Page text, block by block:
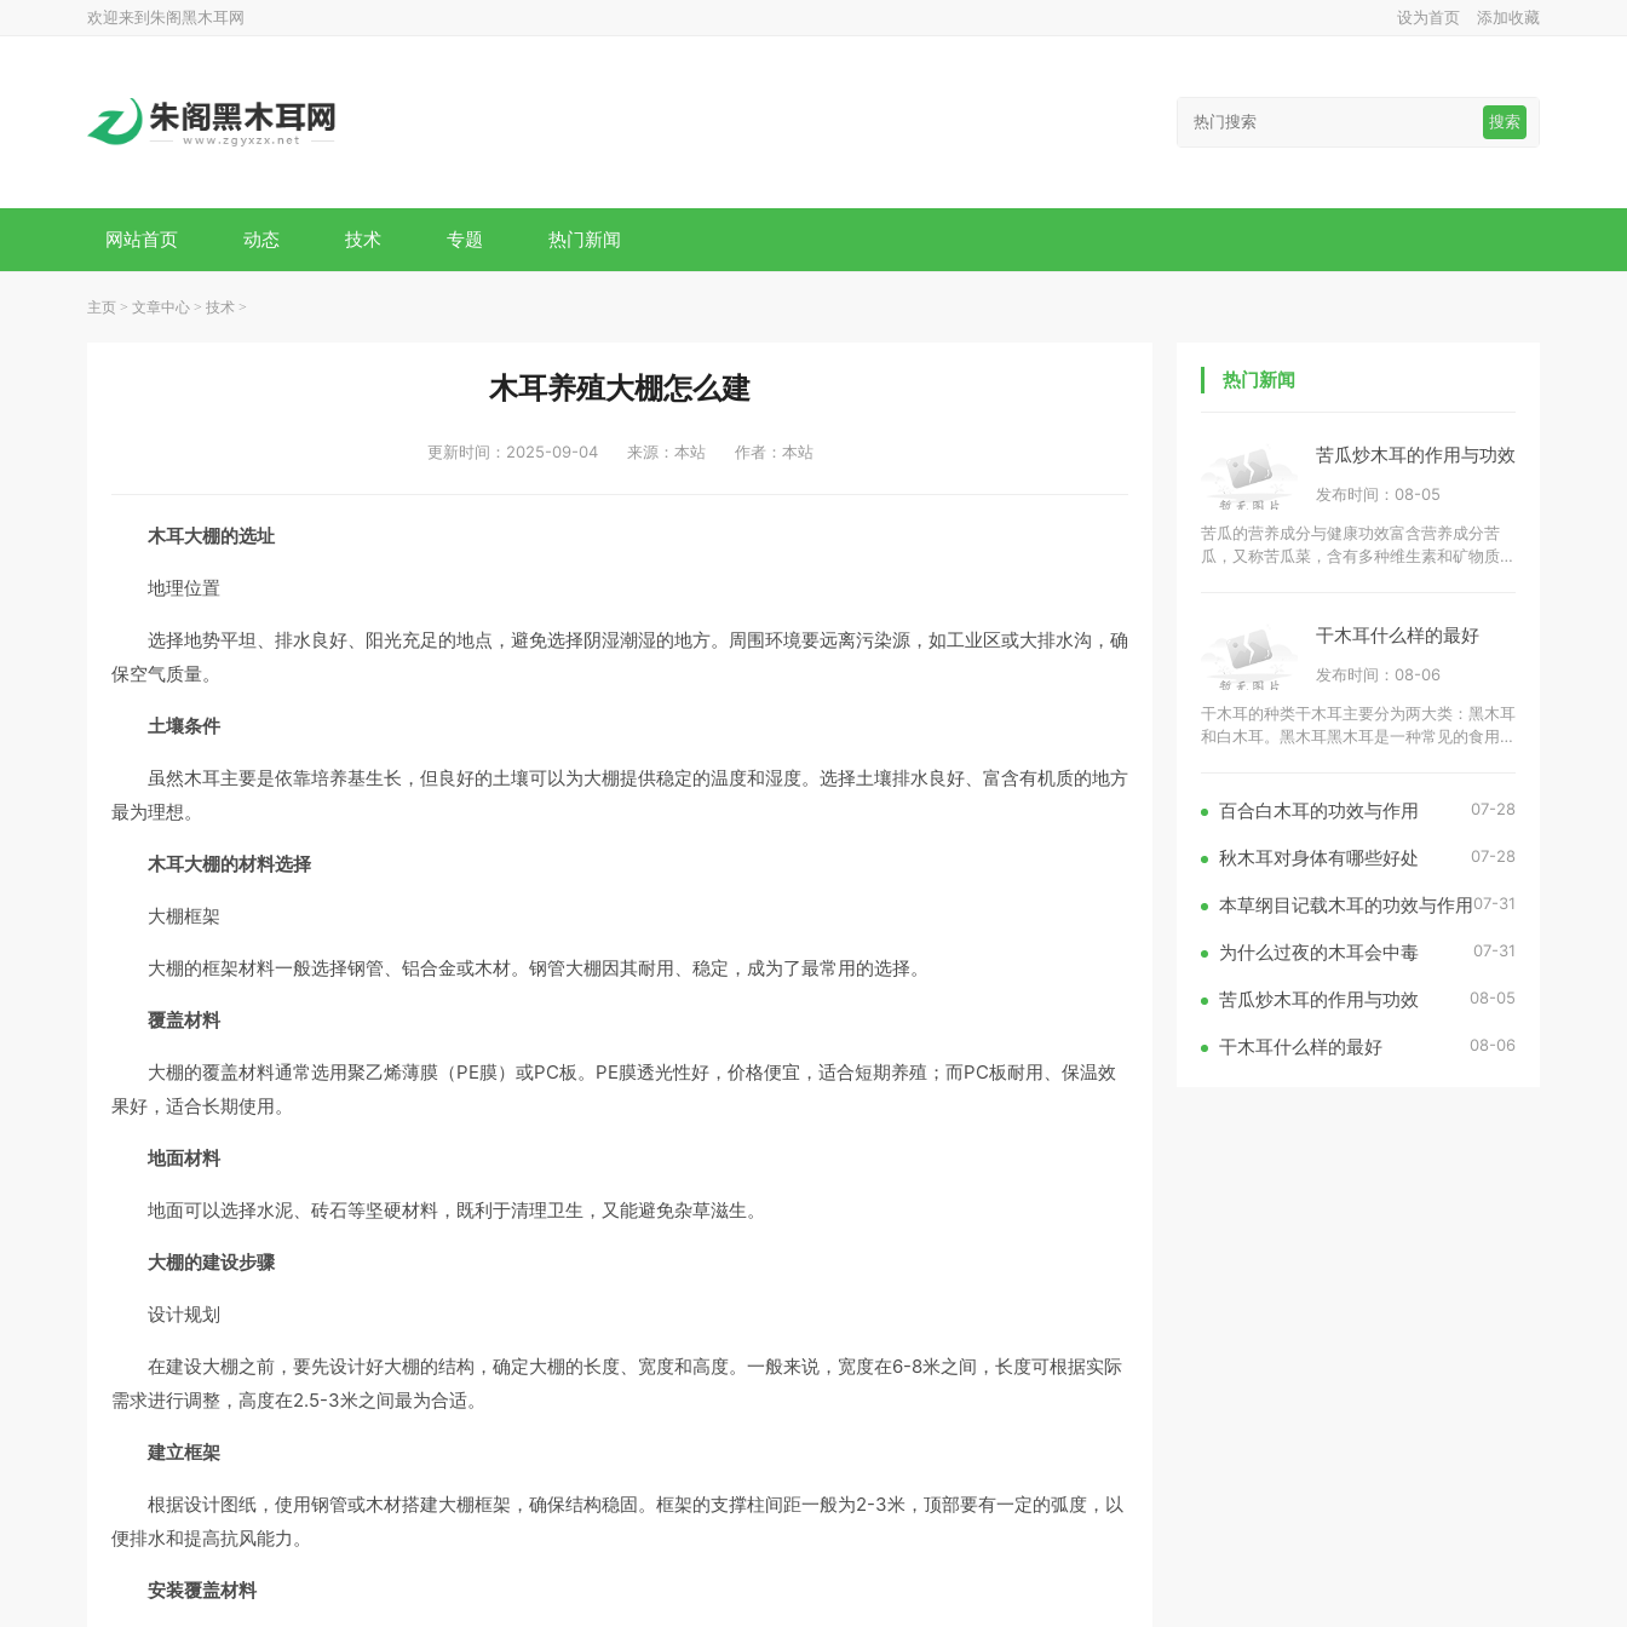
欢迎来到朱阁黑木耳网 设为首页 添加收藏
搜索
网站首页 动态 技术 专题 热门新闻
主页 > 文章中心 > 技术 >
木耳养殖大棚怎么建
更新时间：2025-09-04 来源：本站 作者：本站
木耳大棚的选址
地理位置
选择地势平坦、排水良好、阳光充足的地点，避免选择阴湿潮湿的地方。周围环境要远离污染源，如工业区或大排水沟，确
保空气质量。
土壤条件
虽然木耳主要是依靠培养基生长，但良好的土壤可以为大棚提供稳定的温度和湿度。选择土壤排水良好、富含有机质的地方
最为理想。
木耳大棚的材料选择
大棚框架
大棚的框架材料一般选择钢管、铝合金或木材。钢管大棚因其耐用、稳定，成为了最常用的选择。
覆盖材料
大棚的覆盖材料通常选用聚乙烯薄膜（PE膜）或PC板。PE膜透光性好，价格便宜，适合短期养殖；而PC板耐用、保温效
果好，适合长期使用。
地面材料
地面可以选择水泥、砖石等坚硬材料，既利于清理卫生，又能避免杂草滋生。
大棚的建设步骤
设计规划
在建设大棚之前，要先设计好大棚的结构，确定大棚的长度、宽度和高度。一般来说，宽度在6-8米之间，长度可根据实际
需求进行调整，高度在2.5-3米之间最为合适。
建立框架
根据设计图纸，使用钢管或木材搭建大棚框架，确保结构稳固。框架的支撑柱间距一般为2-3米，顶部要有一定的弧度，以
便排水和提高抗风能力。
安装覆盖材料
热门新闻
苦瓜炒木耳的作用与功效
发布时间：08-05
苦瓜的营养成分与健康功效富含营养成分苦
瓜，又称苦瓜菜，含有多种维生素和矿物质。
干木耳什么样的最好
发布时间：08-06
干木耳的种类干木耳主要分为两大类：黑木耳
和白木耳。黑木耳黑木耳是一种常见的食用
百合白木耳的功效与作用 07-28
秋木耳对身体有哪些好处 07-28
本草纲目记载木耳的功效与作用07-31
为什么过夜的木耳会中毒 07-31
苦瓜炒木耳的作用与功效 08-05
干木耳什么样的最好 08-06